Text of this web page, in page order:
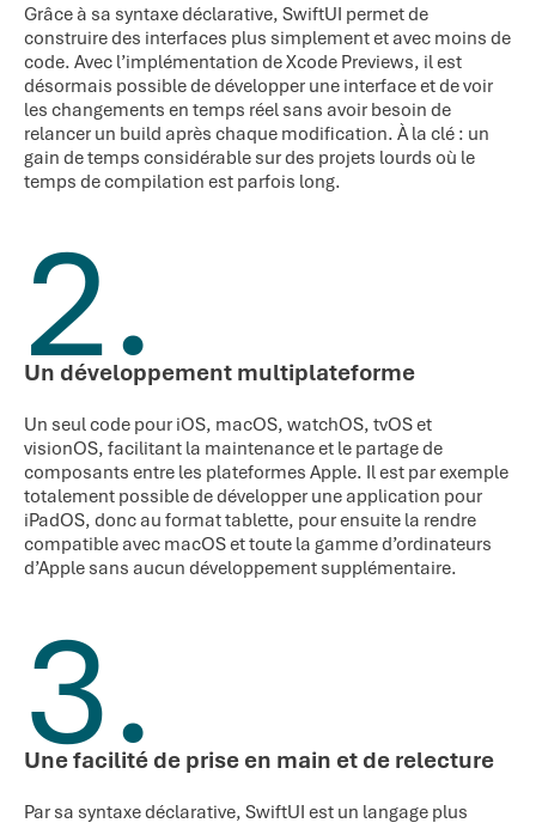
Grâce à sa syntaxe déclarative, SwiftUI permet de
construire des interfaces plus simplement et avec moins de
code. Avec l’implémentation de Xcode Previews, il est
désormais possible de développer une interface et de voir
les changements en temps réel sans avoir besoin de
relancer un build après chaque modification. À la clé : un
gain de temps considérable sur des projets lourds où le
temps de compilation est parfois long.
2.
Un développement multiplateforme
Un seul code pour iOS, macOS, watchOS, tvOS et
visionOS, facilitant la maintenance et le partage de
composants entre les plateformes Apple. Il est par exemple
totalement possible de développer une application pour
iPadOS, donc au format tablette, pour ensuite la rendre
compatible avec macOS et toute la gamme d’ordinateurs
d’Apple sans aucun développement supplémentaire.
3.
Une facilité de prise en main et de relecture
Par sa syntaxe déclarative, SwiftUI est un langage plus